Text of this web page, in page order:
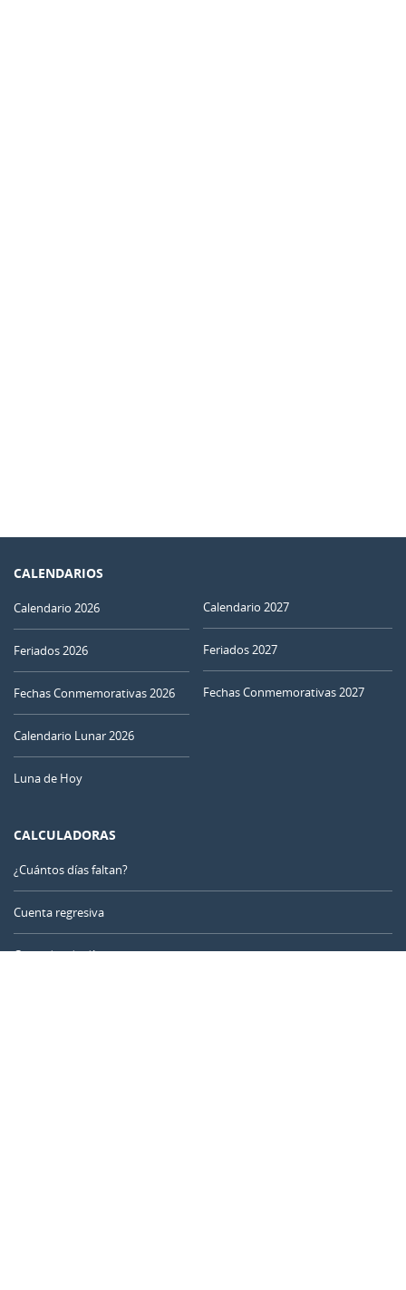
CALENDARIOS
Calendario 2026
Feriados 2026
Fechas Conmemorativas 2026
Calendario Lunar 2026
Luna de Hoy
Calendario 2027
Feriados 2027
Fechas Conmemorativas 2027
CALCULADORAS
¿Cuántos días faltan?
Cuenta regresiva
Contador de días